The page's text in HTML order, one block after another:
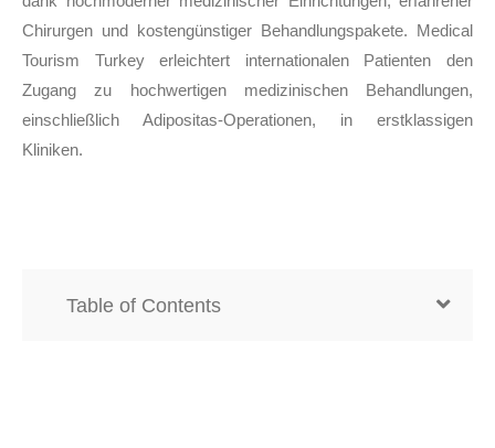
Chirurgen und kostengünstiger Behandlungspakete. Medical
Tourism Turkey erleichtert internationalen Patienten den
Zugang zu hochwertigen medizinischen Behandlungen,
einschließlich Adipositas-Operationen, in erstklassigen
Kliniken.
Table of Contents